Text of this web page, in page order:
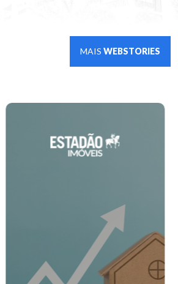
MAIS WEBSTORIES